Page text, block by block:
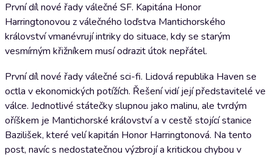
První díl nové řady válečné SF. Kapitána Honor
Harringtonovou z válečného loďstva Mantichorského
království vmanévrují intriky do situace, kdy se starým
vesmírným křižníkem musí odrazit útok nepřátel.
První díl nové řady válečné sci-fi. Lidová republika Haven se
octla v ekonomických potížích. Řešení vidí její představitelé ve
válce. Jednotlivé státečky slupnou jako malinu, ale tvrdým
oříškem je Mantichorské království a v cestě stojící stanice
Bazilišek, které velí kapitán Honor Harringtonová. Na tento
post, navíc s nedostatečnou výzbrojí a kritickou chybou v